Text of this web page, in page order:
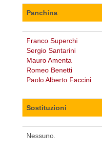
Panchina
Franco Superchi
Sergio Santarini
Mauro Amenta
Romeo Benetti
Paolo Alberto Faccini
Sostituzioni
Nessuno.